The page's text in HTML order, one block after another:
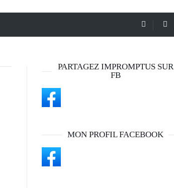
PARTAGEZ IMPROMPTUS SUR
FB
MON PROFIL FACEBOOK